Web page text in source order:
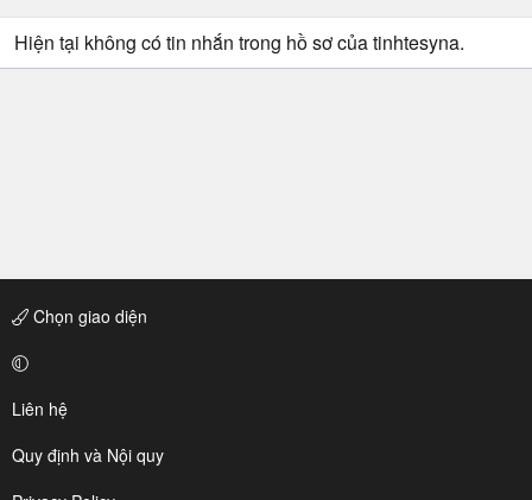
Hiện tại không có tin nhắn trong hồ sơ của tinhtesyna.
Chọn giao diện
Liên hệ
Quy định và Nội quy